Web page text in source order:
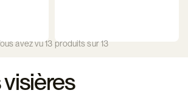
avez vu 13 produits sur 13
visières